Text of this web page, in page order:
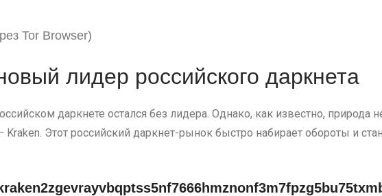
Tor Browser)
лидер российского даркнета
даркнете остался без лидера. Однако, как известно, природа
Этот российский даркнет-рынок быстро набирает обороты и